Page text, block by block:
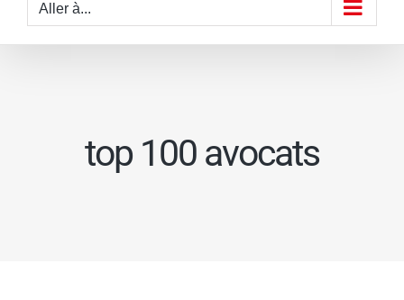
Aller à...
top 100 avocats